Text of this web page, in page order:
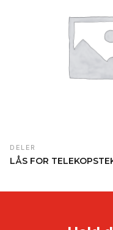
DELER
LÅS FOR